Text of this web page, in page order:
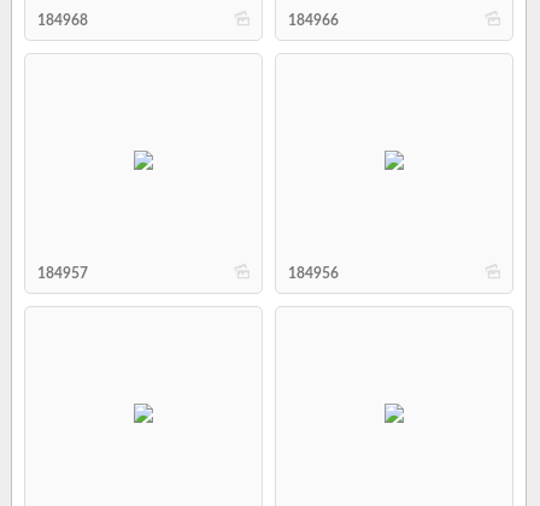
b
184968 b
184966
b
184957 b
184956